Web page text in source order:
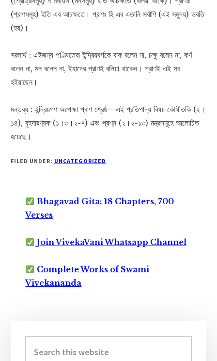
(প্রাণসমূহ) ইতি এব আচক্ষতে। প্রাণঃ হি এব এতানি সর্বাণি (এই সমুদয়) ভবতি
(হয়)।
সরলার্থ : এইজন্য পণ্ডিতেরা ইন্দ্রিয়বর্গকে বাক বলেন না, চক্ষু বলেন না, কর্ণ
বলেন না, মন বলেন না, ইহাদের প্রাণই বলিয়া থাকেন। প্রাণই এই সব
হইয়াছেন।
মন্তব্য : ইন্দ্রিয়গণ অপেক্ষা প্ৰাণ শ্রেষ্ঠ—এই প্রতিপাদ্য বিষয় কৌষীতকি (২।
১৪), বৃহদারণ্যক (১।৩।২-৭) এবং প্রশ্ন (২।২-১৩) মন্ত্রসমূহে আলোচিত
হয়েছে।
FILED UNDER: UNCATEGORIZED
Bhagavad Gita: 18 Chapters, 700
Verses
Join VivekaVani Whatsapp Channel
Complete Works of Swami
Vivekananda
Sidebar
this